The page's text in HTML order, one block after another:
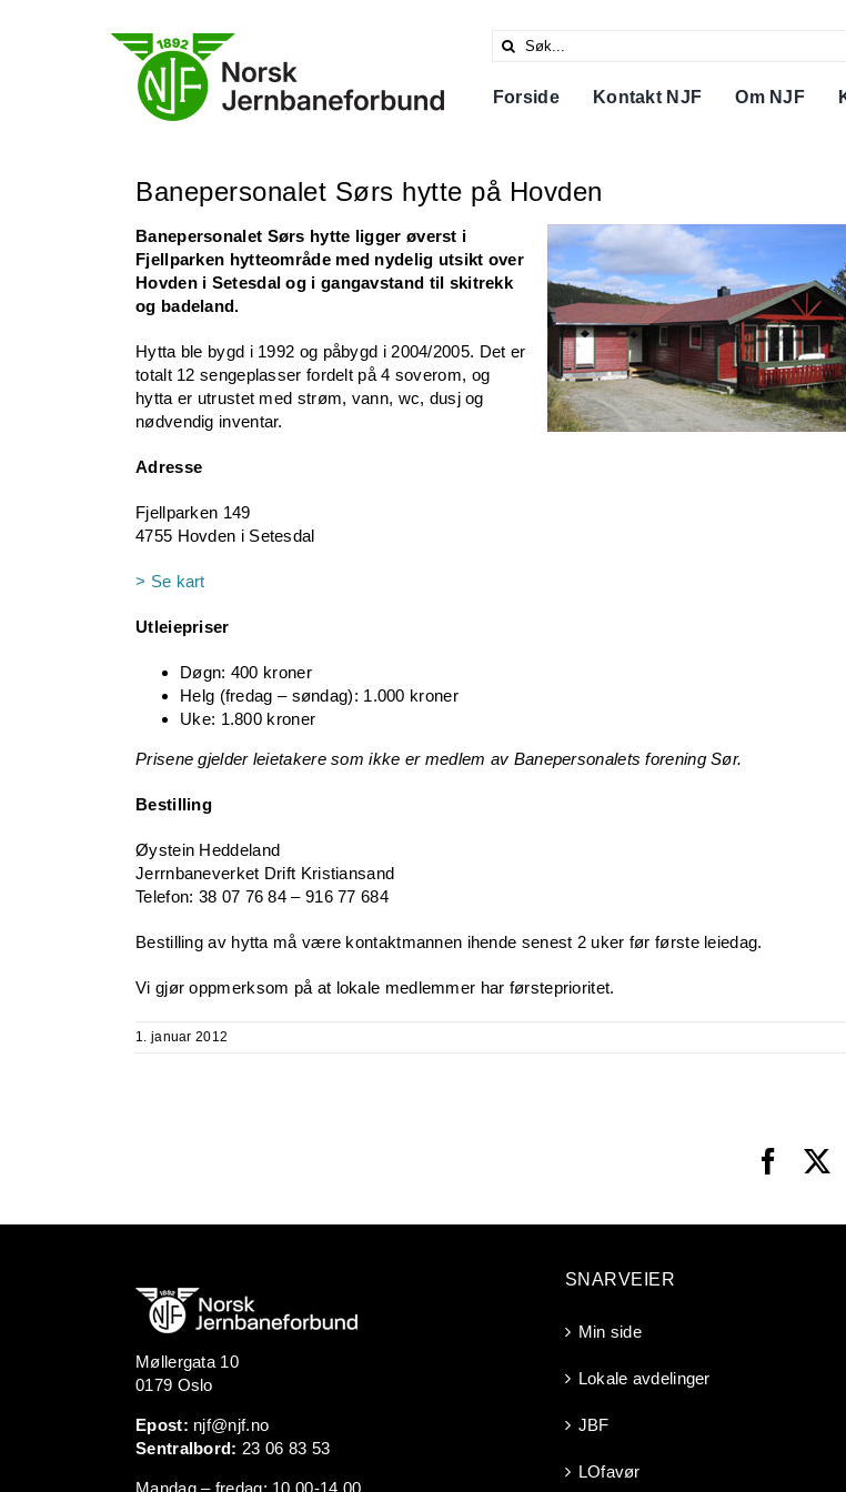
Search
Forside
Kontakt NJF Om NJF
Banepersonalet Sørs hytte på Hovden
Banepersonalet Sørs hytte ligger øverst i
Fjellparken hytteområde med nydelig utsikt over
Hovden i Setesdal og i gangavstand til skitrekk
og badeland.
Hytta ble bygd i 1992 og påbygd i 2004/2005. Det er
totalt 12 sengeplasser fordelt på 4 soverom, og
hytta er utrustet med strøm, vann, wc, dusj og
nødvendig inventar.
Adresse
Fjellparken 149
4755 Hovden i Setesdal
> Se kart
Utleiepriser
Døgn: 400 kroner
Helg (fredag – søndag): 1.000 kroner
Uke: 1.800 kroner
Prisene gjelder leietakere som ikke er medlem av Banepersonalets forening Sør.
Bestilling
Øystein Heddeland
Jerrnbaneverket Drift Kristiansand
Telefon: 38 07 76 84 – 916 77 684
Bestilling av hytta må være kontaktmannen ihende senest 2 uker før første leiedag.
Vi gjør oppmerksom på at lokale medlemmer har førsteprioritet.
1. januar 2012
Møllergata 10
0179 Oslo
Epost: njf@njf.no
Sentralbord: 23 06 83 53
Mandag – fredag: 10.00-14.00
SNARVEIER
Min side
Lokale avdelinger
JBF
LOfavør